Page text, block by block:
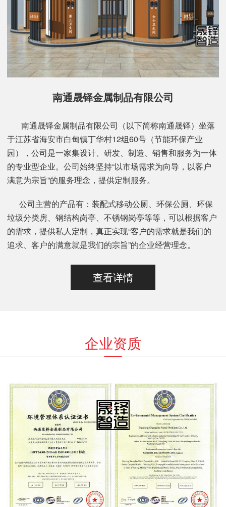
南通晟铎金属制品有限公司
南通晟铎金属制品有限公司（以下简称南通晟铎）坐落
于江苏省海安市白甸镇丁华村12组60号（节能环保产业
园），公司是一家集设计、研发、制造、销售和服务为一体
的专业型企业。公司始终坚持“以市场需求为向导，以客户
满意为宗旨”的服务理念，提供定制服务。
公司主营的产品有：装配式移动公厕、环保公厕、环保
垃圾分类房、钢结构岗亭、不锈钢岗亭等等，可以根据客户
的需求，提供私人定制，真正实现“客户的需求就是我们的
追求、客户的满意就是我们的宗旨”的企业经营理念。
查看详情
企业资质